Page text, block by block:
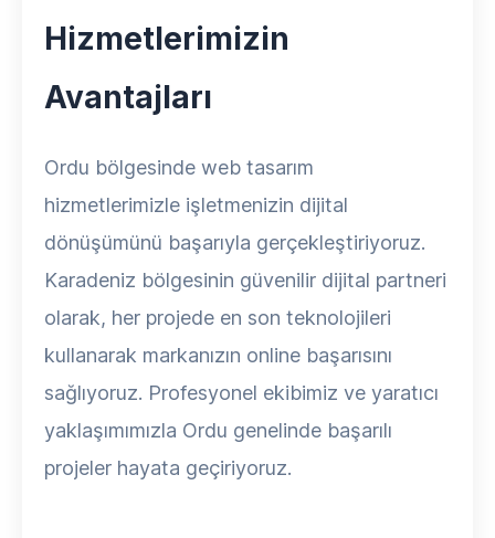
Hizmetlerimizin
Avantajları
Ordu bölgesinde web tasarım
hizmetlerimizle işletmenizin dijital
dönüşümünü başarıyla gerçekleştiriyoruz.
Karadeniz bölgesinin güvenilir dijital partneri
olarak, her projede en son teknolojileri
kullanarak markanızın online başarısını
sağlıyoruz. Profesyonel ekibimiz ve yaratıcı
yaklaşımımızla Ordu genelinde başarılı
projeler hayata geçiriyoruz.